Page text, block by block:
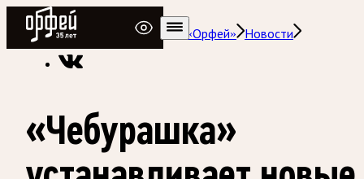
Радио Орфей
Радио классической музыки «Орфей»
Новости
«Чебурашка»